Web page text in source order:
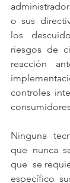
o sus
los
riesgos de
reacción
controles
Ninguna
que nunca
que  se
específico